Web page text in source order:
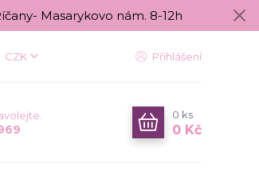
Masarykovo nám. 8-12h
CZK Přihlášení
0 ks
0 Kč